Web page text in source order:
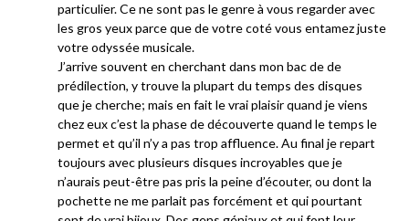
particulier. Ce ne sont pas le genre à vous regarder avec
les gros yeux parce que de votre coté vous entamez juste
votre odyssée musicale.
J’arrive souvent en cherchant dans mon bac de de
prédilection, y trouve la plupart du temps des disques
que je cherche; mais en fait le vrai plaisir quand je viens
chez eux c’est la phase de découverte quand le temps le
permet et qu’il n’y a pas trop affluence. Au final je repart
toujours avec plusieurs disques incroyables que je
n’aurais peut-être pas pris la peine d’écouter, ou dont la
pochette ne me parlait pas forcément et qui pourtant